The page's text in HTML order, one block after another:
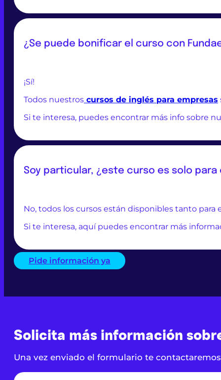
¿Se puede bonificar el curso con
¡Sí!
Todos nuestros cursos de inglés para empresas
Si te interesa, puedes encontrar más info sobre
Soy particular, ¿este curso es solo para
No, todos los cursos están disponibles tanto para
Si te interesa, aquí puedes encontrar más
Pide información ya
Solicita más información
Una vez enviado el formulario te